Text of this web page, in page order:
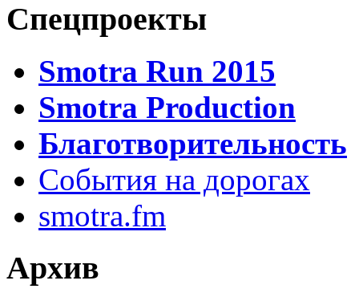
Спецпроекты
Smotra Run 2015
Smotra Production
Благотворительность
События на дорогах
smotra.fm
Архив